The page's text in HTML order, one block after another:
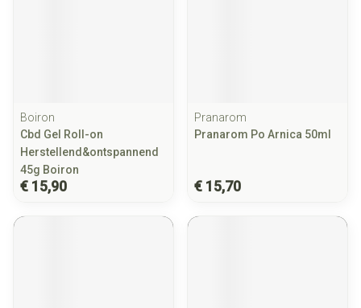
Boiron
Cbd Gel Roll-on
Herstellend&ontspannend
45g Boiron
€ 15,90
Pranarom
Pranarom Po Arnica 50ml
€ 15,70